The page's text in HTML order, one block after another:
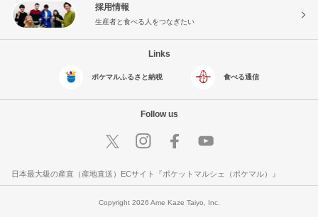
採用情報
生産者と食べる人をつなぎたい
Links
ポケマルふるさと納税 食べる通信
Follow us
日本最大級の産直（産地直送）ECサイト『ポケットマルシェ（ポケマル）』
Copyright 2026 Ame Kaze Taiyo, Inc.